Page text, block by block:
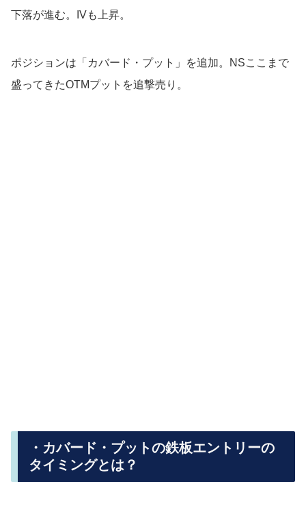
下落が進む。IVも上昇。
ポジションは「カバード・プット」を追加。NSここまで
盛ってきたOTMプットを追撃売り。
・カバード・プットの鉄板エントリーの
タイミングとは？